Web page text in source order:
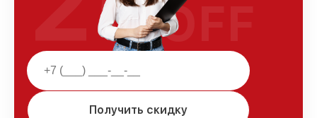
Получить скидку
OFF